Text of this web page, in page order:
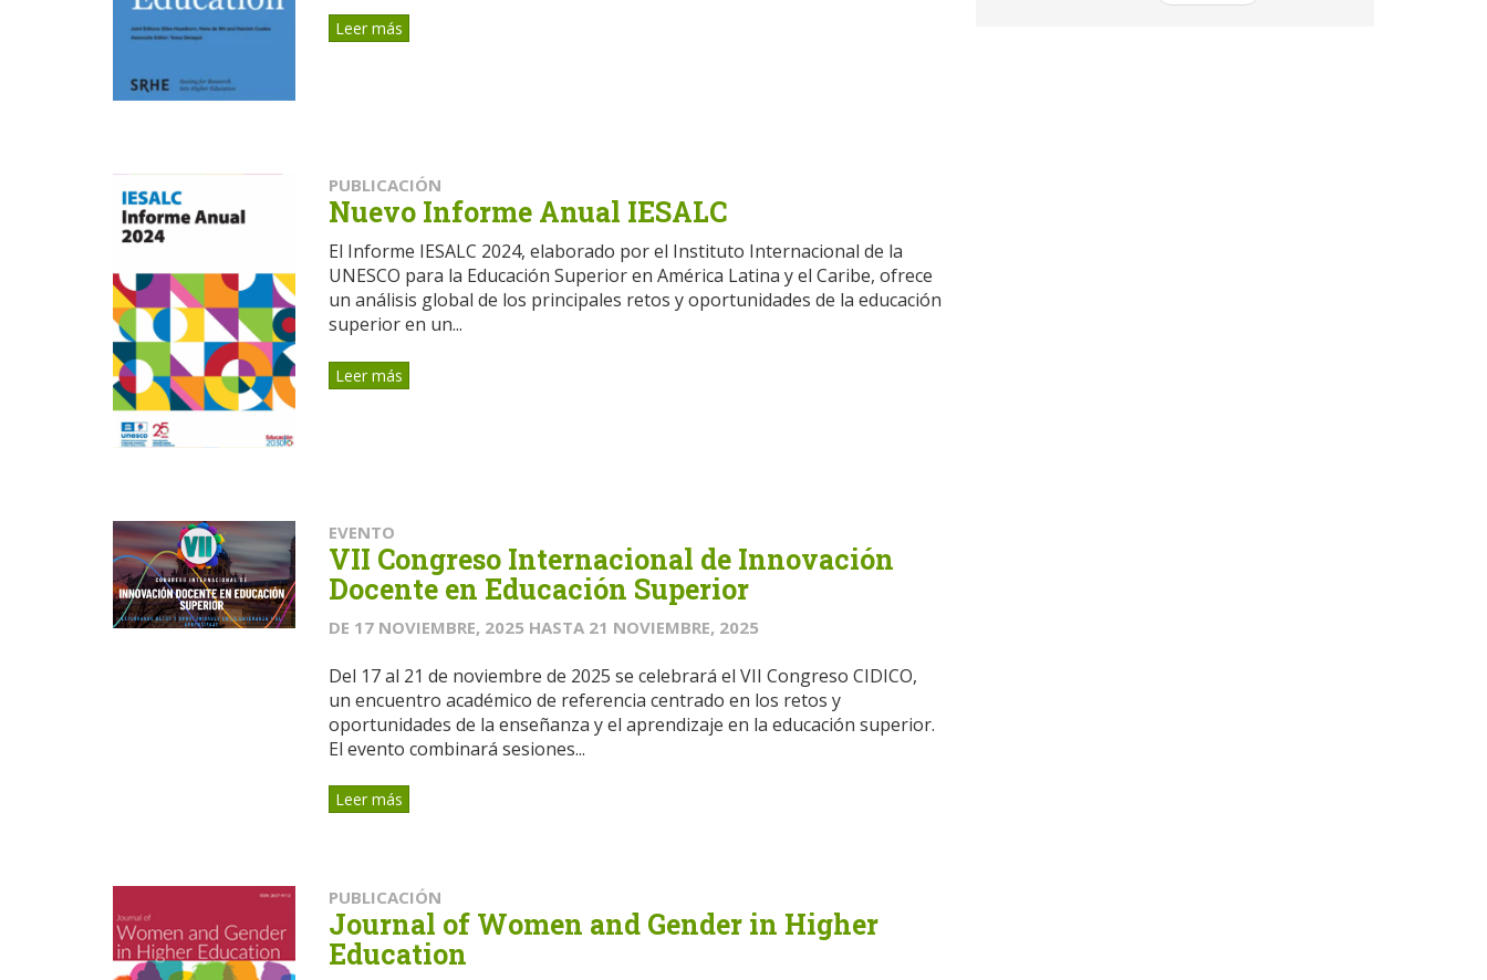
Leer más
PUBLICACIÓN
Nuevo Informe Anual IESALC
El Informe IESALC 2024, elaborado por el Instituto Internacional de la
UNESCO para la Educación Superior en América Latina y el Caribe, ofrece
un análisis global de los principales retos y oportunidades de la educación
superior en un...
Leer más
EVENTO
VII Congreso Internacional de Innovación
Docente en Educación Superior
DE 17 NOVIEMBRE, 2025 HASTA 21 NOVIEMBRE, 2025
Del 17 al 21 de noviembre de 2025 se celebrará el VII Congreso CIDICO,
un encuentro académico de referencia centrado en los retos y
oportunidades de la enseñanza y el aprendizaje en la educación superior.
El evento combinará sesiones...
Leer más
PUBLICACIÓN
Journal of Women and Gender in Higher
Education